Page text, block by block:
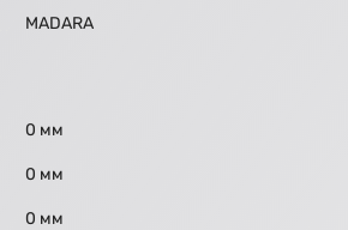
МАDARA
0 мм
0 мм
0 мм